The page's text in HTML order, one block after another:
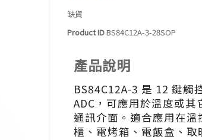
缺貨
Product IDBS84C12A-3-28SOP
產品說明
BS84C12A-3 是 12 鍵觸
ADC，可應用於溫度或
通訊介面。適合應用在
櫃、電烤箱、電飯盒、取